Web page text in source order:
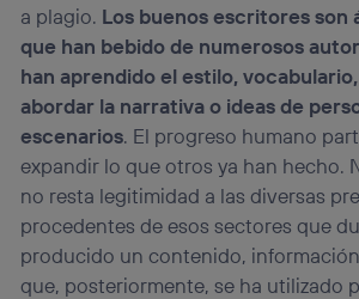
a plagio. Los buenos escritores son
que han bebido de numerosos
han aprendido el estilo,
abordar la narrativa o ideas de
escenarios. El progreso humano
expandir lo que otros ya han hecho.
no resta legitimidad a las diversas
procedentes de esos sectores que
producido un contenido,
que, posteriormente, se ha utilizado